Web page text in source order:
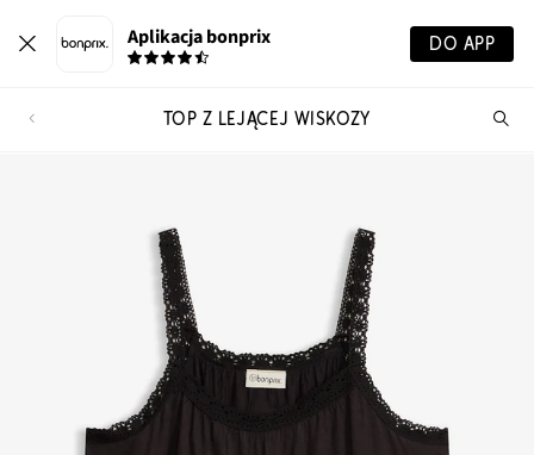
Aplikacja bonprix DO APP
TOP Z LEJĄCEJ WISKOZY